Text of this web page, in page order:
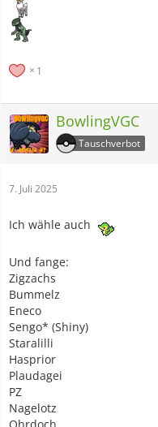
1
BowlingVGC
Tauschverbot
7. Juli 2025
Ich wähle auch
Und fange:
Zigzachs
Bummelz
Eneco
Sengo* (Shiny)
Staralilli
Hasprior
Plaudagei
PZ
Nagelotz